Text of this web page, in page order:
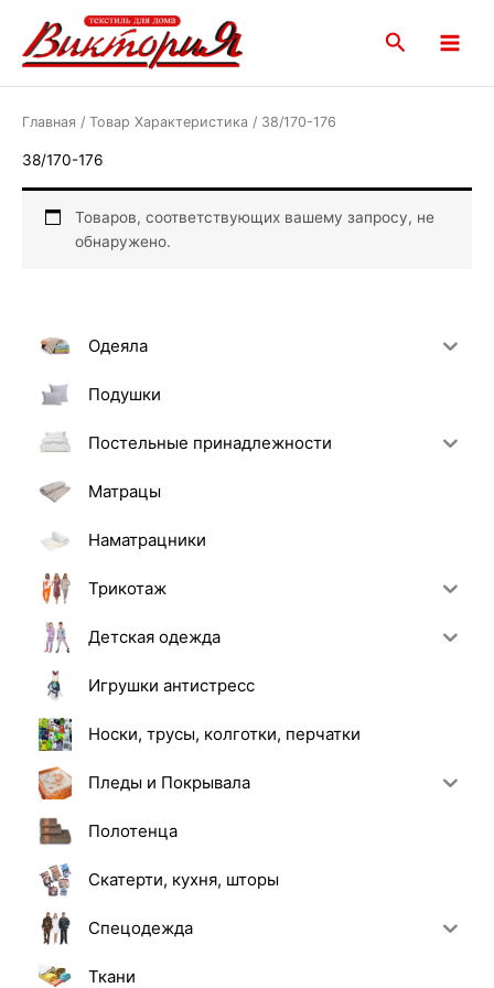
содержимому
Поиск
Menu
Одеяла
Подушки
Постельные принадлежности
Матрацы
Наматрацники
Трикотаж
Детская одежда
Игрушки антистресс
Носки, трусы, колготки, перчатки
Пледы и Покрывала
Полотенца
Скатерти, кухня, шторы
Спецодежда
Ткани
Главная / Товар Характеристика / 38/170-176
38/170-176
Товаров, соответствующих вашему запросу, не
обнаружено.